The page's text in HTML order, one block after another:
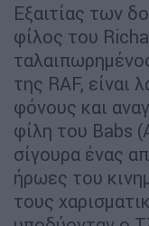
Εξαιτίας των
φίλος του
της RAF, είναι
φόνους και
φίλη του Babs
σίγουρα ένας
ήρωες του
τους